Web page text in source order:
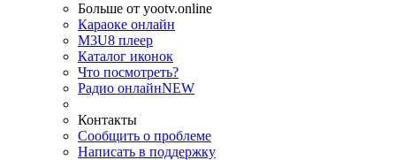
Больше от yootv.online
Караоке онлайн
M3U8 плеер
Каталог иконок
Что посмотреть?
Радио онлайнNEW
Контакты
Сообщить о проблеме
Написать в поддержку